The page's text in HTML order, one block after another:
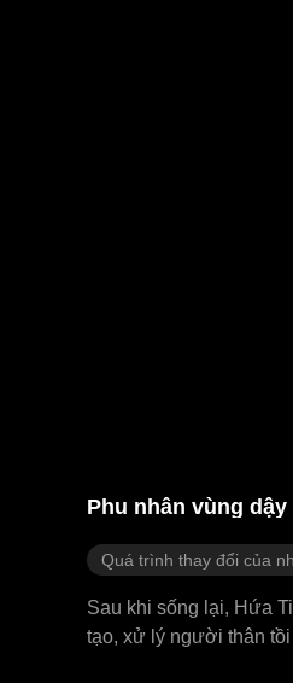
Phu nhân vùng dậy
Quá trình thay đổi của
Sau khi sống lại, Hứa
tạo, xử lý người thân